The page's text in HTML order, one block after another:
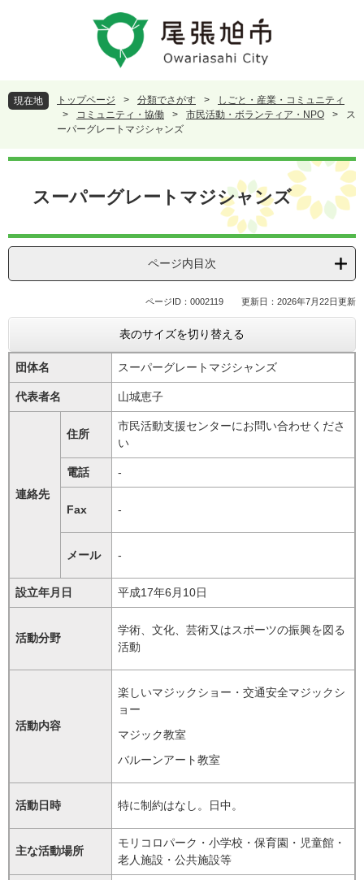
頭
で
飛
ば
本
現在地 トップページ > 分類でさがす >
しごと・産業・コミュニティ
>
コミュニティ・協働 > 市民活動・ボランティア・NPO >
ス
ーパーグレートマジシャンズ
本
スーパーグレートマジシャンズ
ページ内目次
ページID：0002119 更新日：2026年7月22日更新
表のサイズを切り替える
団体名 スーパーグレートマジシャンズ
代表者名 山城恵子
連絡先
住所
市民活動支援センターにお問い合わせくださ
い
電話 -
Fax -
メール -
設立年月日 平成17年6月10日
活動分野
学術、文化、芸術又はスポーツの振興を図る
活動
活動内容
楽しいマジックショー・交通安全マジックシ
ョー
マジック教室
バルーンアート教室
活動日時 特に制約はなし。日中。
主な活動場所
モリコロパーク・小学校・保育園・児童館・
老人施設・公共施設等